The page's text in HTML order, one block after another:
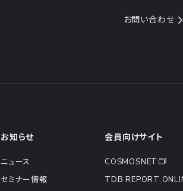
お問い合わせ
お知らせ
ニュース
セミナー情報
会員向けサイト
COSMOSNET
TDB REPORT